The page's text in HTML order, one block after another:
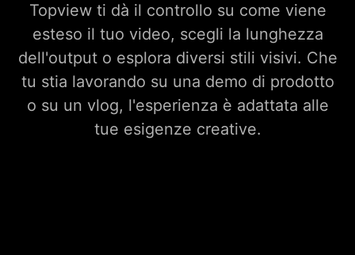
Topview ti dà il controllo su come viene
esteso il tuo video, scegli la lunghezza
dell'output o esplora diversi stili visivi. Che
tu stia lavorando su una demo di prodotto
o su un vlog, l'esperienza è adattata alle
tue esigenze creative.